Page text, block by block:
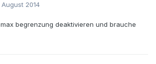
August 2014
begrenzung deaktivieren und brauche